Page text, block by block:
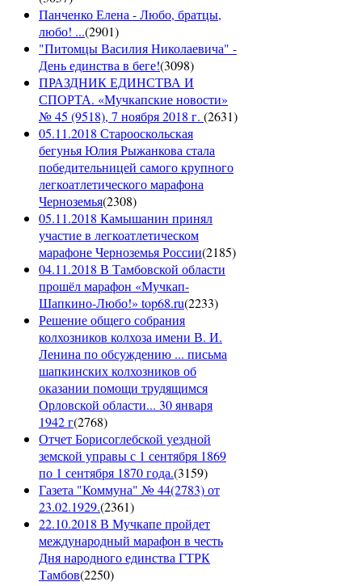
Панченко Елена - Любо, братцы,
любо! ...(2901)
"Питомцы Василия Николаевича" -
День единства в беге!(3098)
ПРАЗДНИК ЕДИНСТВА И
СПОРТА. «Мучкапские новости»
№ 45 (9518), 7 ноября 2018 г. (2631)
05.11.2018 Старооскольская
бегунья Юлия Рыжанкова стала
победительницей самого крупного
легкоатлетического марафона
Черноземья(2308)
05.11.2018 Камышанин принял
участие в легкоатлетическом
марафоне Черноземья России(2185)
04.11.2018 В Тамбовской области
прошёл марафон «Мучкап-
Шапкино-Любо!» top68.ru(2233)
Решение общего собрания
колхозников колхоза имени В. И.
Ленина по обсуждению ... письма
шапкинских колхозников об
оказании помощи трудящимся
Орловской области... 30 января
1942 г(2768)
Отчет Борисоглебской уездной
земской управы с 1 сентября 1869
по 1 сентября 1870 года.(3159)
Газета "Коммуна" № 44(2783) от
23.02.1929.(2361)
22.10.2018 В Мучкапе пройдет
международный марафон в честь
Дня народного единства ГТРК
Тамбов(2250)